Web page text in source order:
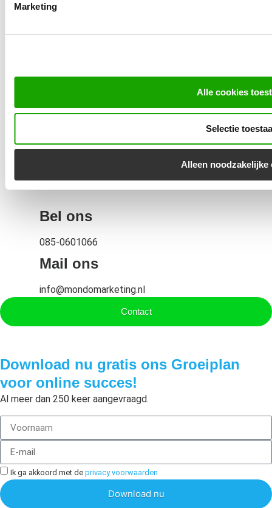
Marketing
Alle cookies
Selectie
Alleen noodzakelijke
Expertises
Blog
Bel ons
085-0601066
Mail ons
info@mondomarketing.nl
Contact
Download nu gratis ons Groeiplan
voor online succes!
Al meer dan 250 keer aangevraagd.
Ik ga akkoord met de privacy voorwaarden
Download nu